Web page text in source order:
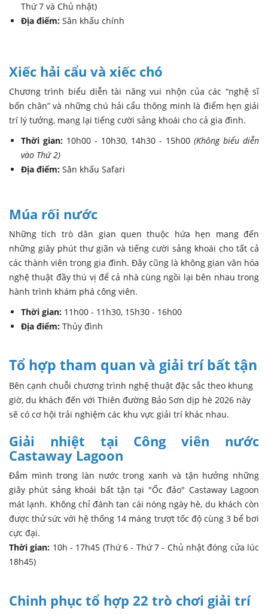
Thứ 7 và Chủ nhật)
Địa điểm: Sân khấu chính
Xiếc hải cẩu và xiếc chó
Chương trình biểu diễn tài năng vui nhộn của các “nghệ sĩ
bốn chân” và những chú hải cẩu thông minh là điểm hẹn giải
trí lý tưởng, mang lại tiếng cười sảng khoái cho cả gia đình.
Thời gian: 10h00 - 10h30, 14h30 - 15h00 (Không biểu diễn
vào Thứ 2)
Địa điểm: Sân khấu Safari
Múa rối nước
Những tích trò dân gian quen thuộc hứa hẹn mang đến
những giây phút thư giãn và tiếng cười sảng khoái cho tất cả
các thành viên trong gia đình. Đây cũng là không gian văn hóa
nghệ thuật đầy thú vị để cả nhà cùng ngồi lại bên nhau trong
hành trình khám phá công viên.
Thời gian: 11h00 - 11h30, 15h30 - 16h00
Địa điểm: Thủy đình
Tổ hợp tham quan và giải trí bất tận
Bên cạnh chuỗi chương trình nghệ thuật đặc sắc theo khung
giờ, du khách đến với Thiên đường Bảo Sơn dịp hè 2026 này
sẽ có cơ hội trải nghiệm các khu vực giải trí khác nhau.
Giải nhiệt tại Công viên nước
Castaway Lagoon
Đắm mình trong làn nước trong xanh và tận hưởng những
giây phút sảng khoái bất tận tại "Ốc đảo" Castaway Lagoon
mát lạnh. Không chỉ đánh tan cái nóng ngày hè, du khách còn
được thử sức với hệ thống 14 máng trượt tốc độ cùng 3 bể bơi
cực đại.
Thời gian: 10h - 17h45 (Thứ 6 - Thứ 7 - Chủ nhật đóng cửa lúc
18h45)
Chinh phục tổ hợp 22 trò chơi giải trí